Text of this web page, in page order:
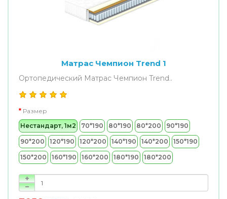
Матрас Чемпион Trend 1
Ортопедический Матрас Чемпион Trend..
Размер
Нестандарт, 1м2
70*190 80*190 80*200 90*190
90*200 120*190 120*200 140*190 140*200 150*190
150*200 160*190 160*200 180*190 180*200